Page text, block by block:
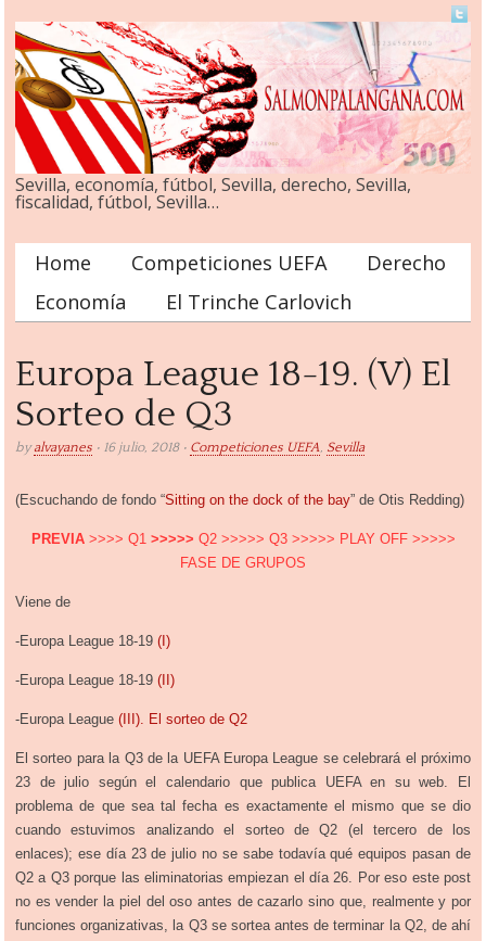
Sevilla, economía, fútbol, Sevilla, derecho, Sevilla,
fiscalidad, fútbol, Sevilla…
Main menu
Home Competiciones UEFA
Derecho
Economía
El Trinche Carlovich
Europa League 18-19. (V) El
Sorteo de Q3
byalvayanes • 16 julio, 2018 • Competiciones UEFA, Sevilla
(Escuchando de fondo “Sitting on the dock of the bay” de Otis Redding)
PREVIA>>>> Q1 >>>>> Q2 >>>>> Q3 >>>>> PLAY OFF >>>>>
FASE DE GRUPOS
Viene de
-Europa League 18-19 (I)
-Europa League 18-19 (II)
-Europa League (III). El sorteo de Q2
El sorteo para la Q3 de la UEFA Europa League se celebrará el próximo
23 de julio según el calendario que publica UEFA en su web. El
problema de que sea tal fecha es exactamente el mismo que se dio
cuando estuvimos analizando el sorteo de Q2 (el tercero de los
enlaces); ese día 23 de julio no se sabe todavía qué equipos pasan de
Q2 a Q3 porque las eliminatorias empiezan el día 26. Por eso este post
no es vender la piel del oso antes de cazarlo sino que, realmente y por
funciones organizativas, la Q3 se sortea antes de terminar la Q2, de ahí